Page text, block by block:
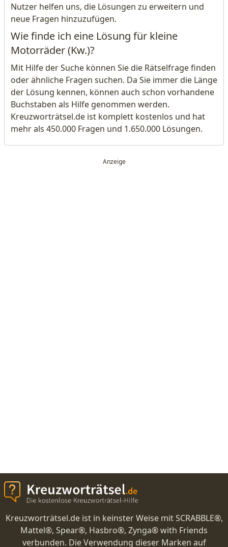
Nutzer helfen uns, die Lösungen zu erweitern und
neue Fragen hinzuzufügen.
Wie finde ich eine Lösung für kleine
Motorräder (Kw.)?
Mit Hilfe der Suche können Sie die Rätselfrage finden
oder ähnliche Fragen suchen. Da Sie immer die Länge
der Lösung kennen, können auch schon vorhandene
Buchstaben als Hilfe genommen werden.
Kreuzworträtsel.de ist komplett kostenlos und hat
mehr als 450.000 Fragen und 1.650.000 Lösungen.
Kreuzworträtsel.de ist in keinster Weise mit SCRABBLE®,
Mattel®, Spear®, Hasbro®, Zynga® with Friends
verbunden. Die Verwendung dieser Marken auf